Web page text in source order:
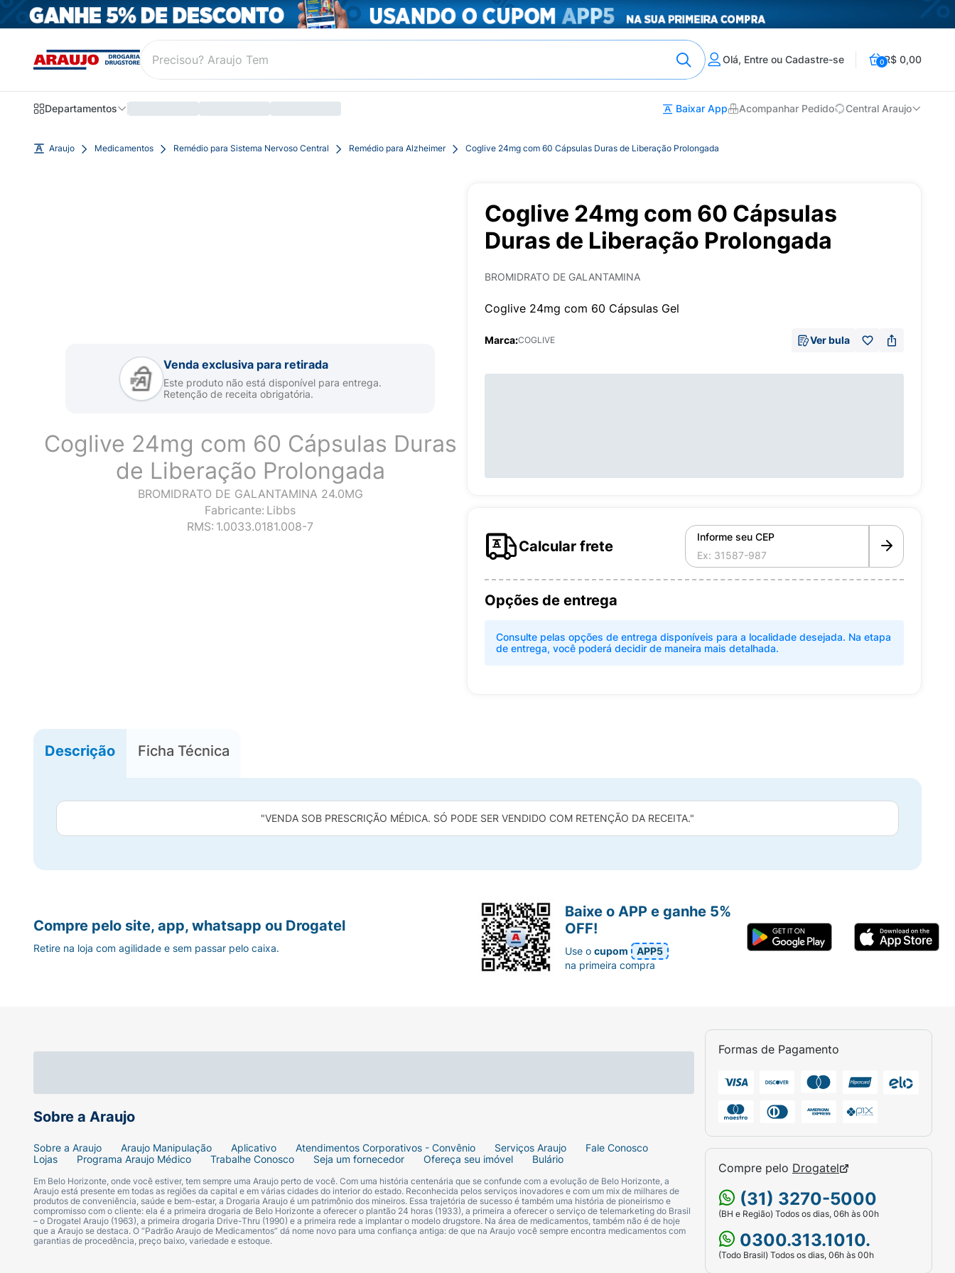
Olá, Entre ou Cadastre-se 0R$ 0,00
Departamentos Baixar App Acompanhar Pedido Central Araujo
Araujo Medicamentos Remédio para Sistema Nervoso Central Remédio para Alzheimer Coglive 24mg com 60 Cápsulas Duras de Liberação Prolongada
Venda exclusiva para retirada
Este produto não está disponível para entrega.
Retenção de receita obrigatória.
Coglive 24mg com 60 Cápsulas Duras
de Liberação Prolongada
BROMIDRATO DE GALANTAMINA 24.0MG
Fabricante: Libbs
RMS: 1.0033.0181.008-7
Coglive 24mg com 60 Cápsulas
Duras de Liberação Prolongada
BROMIDRATO DE GALANTAMINA
Coglive 24mg com 60 Cápsulas Gel
Marca:COGLIVE Ver bula
Calcular frete
Informe seu CEP
Opções de entrega
Consulte pelas opções de entrega disponíveis para a localidade desejada. Na etapa
de entrega, você poderá decidir de maneira mais detalhada.
Descrição Ficha Técnica
"VENDA SOB PRESCRIÇÃO MÉDICA. SÓ PODE SER VENDIDO COM RETENÇÃO DA RECEITA."
Sobre a Araujo
Sobre a Araujo Araujo Manipulação Aplicativo Atendimentos Corporativos - Convênio Serviços Araujo
Fale Conosco
Lojas
Programa Araujo Médico Trabalhe Conosco Seja um fornecedor Ofereça seu imóvel Bulário
Em Belo Horizonte, onde você estiver, tem sempre uma Araujo perto de você. Com uma história centenária que se confunde com a evolução de Belo Horizonte, a
Araujo está presente em todas as regiões da capital e em várias cidades do interior do estado. Reconhecida pelos serviços inovadores e com um mix de milhares de
produtos de conveniência, saúde e bem-estar, a Drogaria Araujo é um patrimônio dos mineiros. Essa trajetória de sucesso é também uma história de pioneirismo e
compromisso com o cliente: ela é a primeira drogaria de Belo Horizonte a oferecer o plantão 24 horas (1933), a primeira a oferecer o serviço de telemarketing do Brasil
– o Drogatel Araujo (1963), a primeira drogaria Drive-Thru (1990) e a primeira rede a implantar o modelo drugstore. Na área de medicamentos, também não é de hoje
que a Araujo se destaca. O “Padrão Araujo de Medicamentos” dá nome novo para uma confiança antiga: de que na Araujo você sempre encontra medicamentos com
garantias de procedência, preço baixo, variedade e estoque.
Formas de Pagamento
Compre pelo Drogatel
(31) 3270-5000
(BH e Região) Todos os dias, 06h às 00h
0300.313.1010.
(Todo Brasil) Todos os dias, 06h às 00h
Compre pelo site, app, whatsapp ou Drogatel
Retire na loja com agilidade e sem passar pelo caixa.
Baixe o APP e ganhe 5%
OFF!
Use ocupom
APP5
na primeira compra